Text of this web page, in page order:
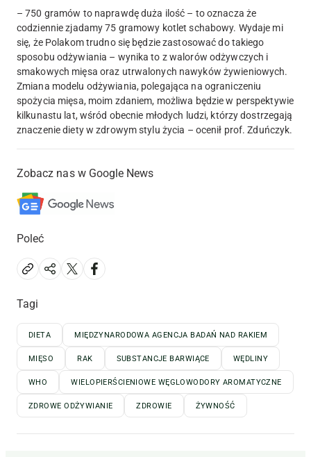
– 750 gramów to naprawdę duża ilość – to oznacza że
codziennie zjadamy 75 gramowy kotlet schabowy. Wydaje mi
się, że Polakom trudno się będzie zastosować do takiego
sposobu odżywiania – wynika to z walorów odżywczych i
smakowych mięsa oraz utrwalonych nawyków żywieniowych.
Zmiana modelu odżywiania, polegająca na ograniczeniu
spożycia mięsa, moim zdaniem, możliwa będzie w perspektywie
kilkunastu lat, wśród obecnie młodych ludzi, którzy dostrzegają
znaczenie diety w zdrowym stylu życia – ocenił prof. Zduńczyk.
Zobacz nas w Google News
Poleć
Tagi
DIETA MIĘDZYNARODOWA AGENCJA BADAŃ NAD RAKIEM
MIĘSO RAK SUBSTANCJE BARWIĄCE WĘDLINY
WHO WIELOPIERŚCIENIOWE WĘGLOWODORY AROMATYCZNE
ZDROWE ODŻYWIANIE ZDROWIE ŻYWNOŚĆ